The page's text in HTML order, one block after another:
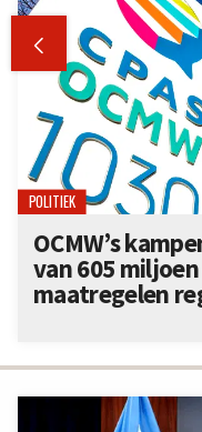

POLITIEK
OCMW’s
van 605
maatregelen